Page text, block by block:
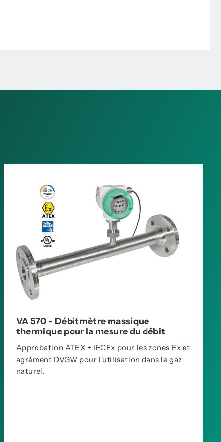
VA 570 - Débitmètre massique
thermique pour la mesure du débit
Approbation ATEX + IECEx pour les zones Ex et
agrément DVGW pour l'utilisation dans le gaz
naturel.